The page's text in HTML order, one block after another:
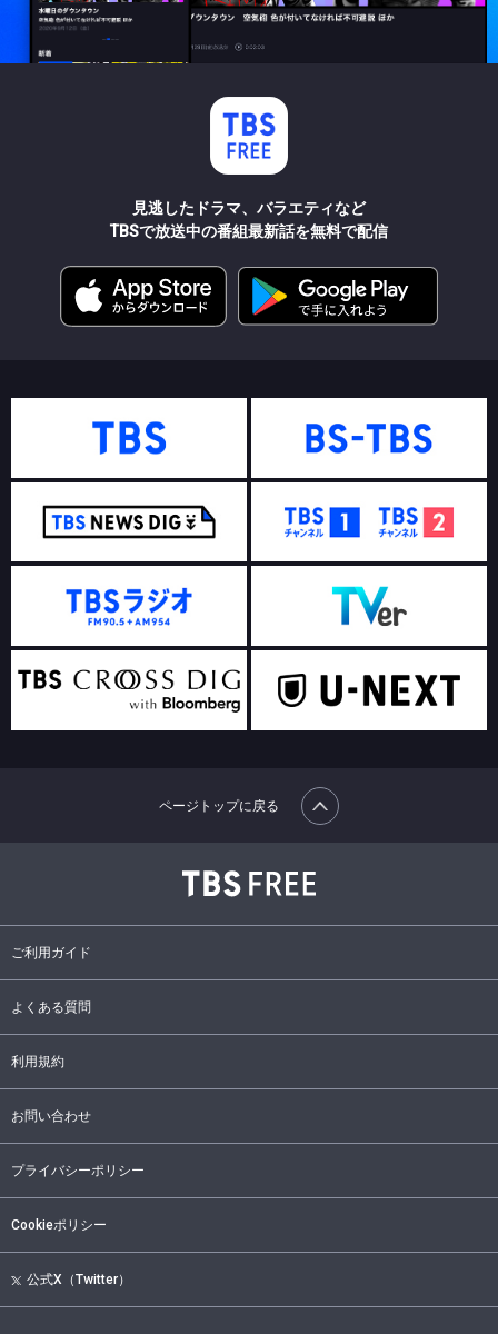
見逃したドラマ、バラエティなど
TBSで放送中の番組最新話を無料で配信
ご利用ガイド
よくある質問
利用規約
お問い合わせ
プライバシーポリシー
Cookieポリシー
公式X（Twitter）
ページトップに戻る